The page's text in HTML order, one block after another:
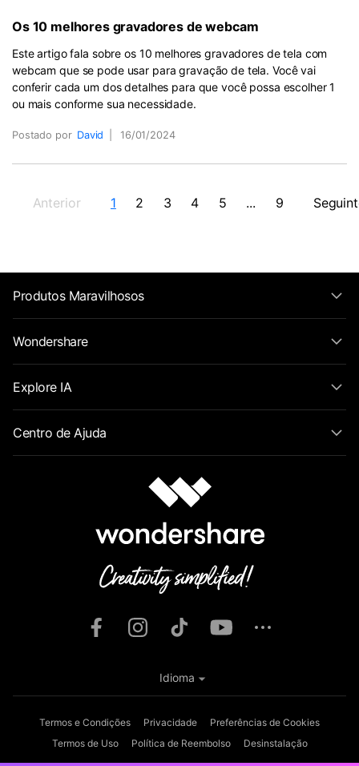
Os 10 melhores gravadores de webcam
Este artigo fala sobre os 10 melhores gravadores de tela com
webcam que se pode usar para gravação de tela. Você vai
conferir cada um dos detalhes para que você possa escolher 1
ou mais conforme sua necessidade.
Postado por David 16/01/2024
Anterior 1 2 3 4 5 ... 9
Produtos Maravilhosos
Wondershare
Explore IA
Centro de Ajuda
Termos e Condições Privacidade
Preferências de Cookies
Termos de Uso
Política de Reembolso
Desinstalação
Idioma